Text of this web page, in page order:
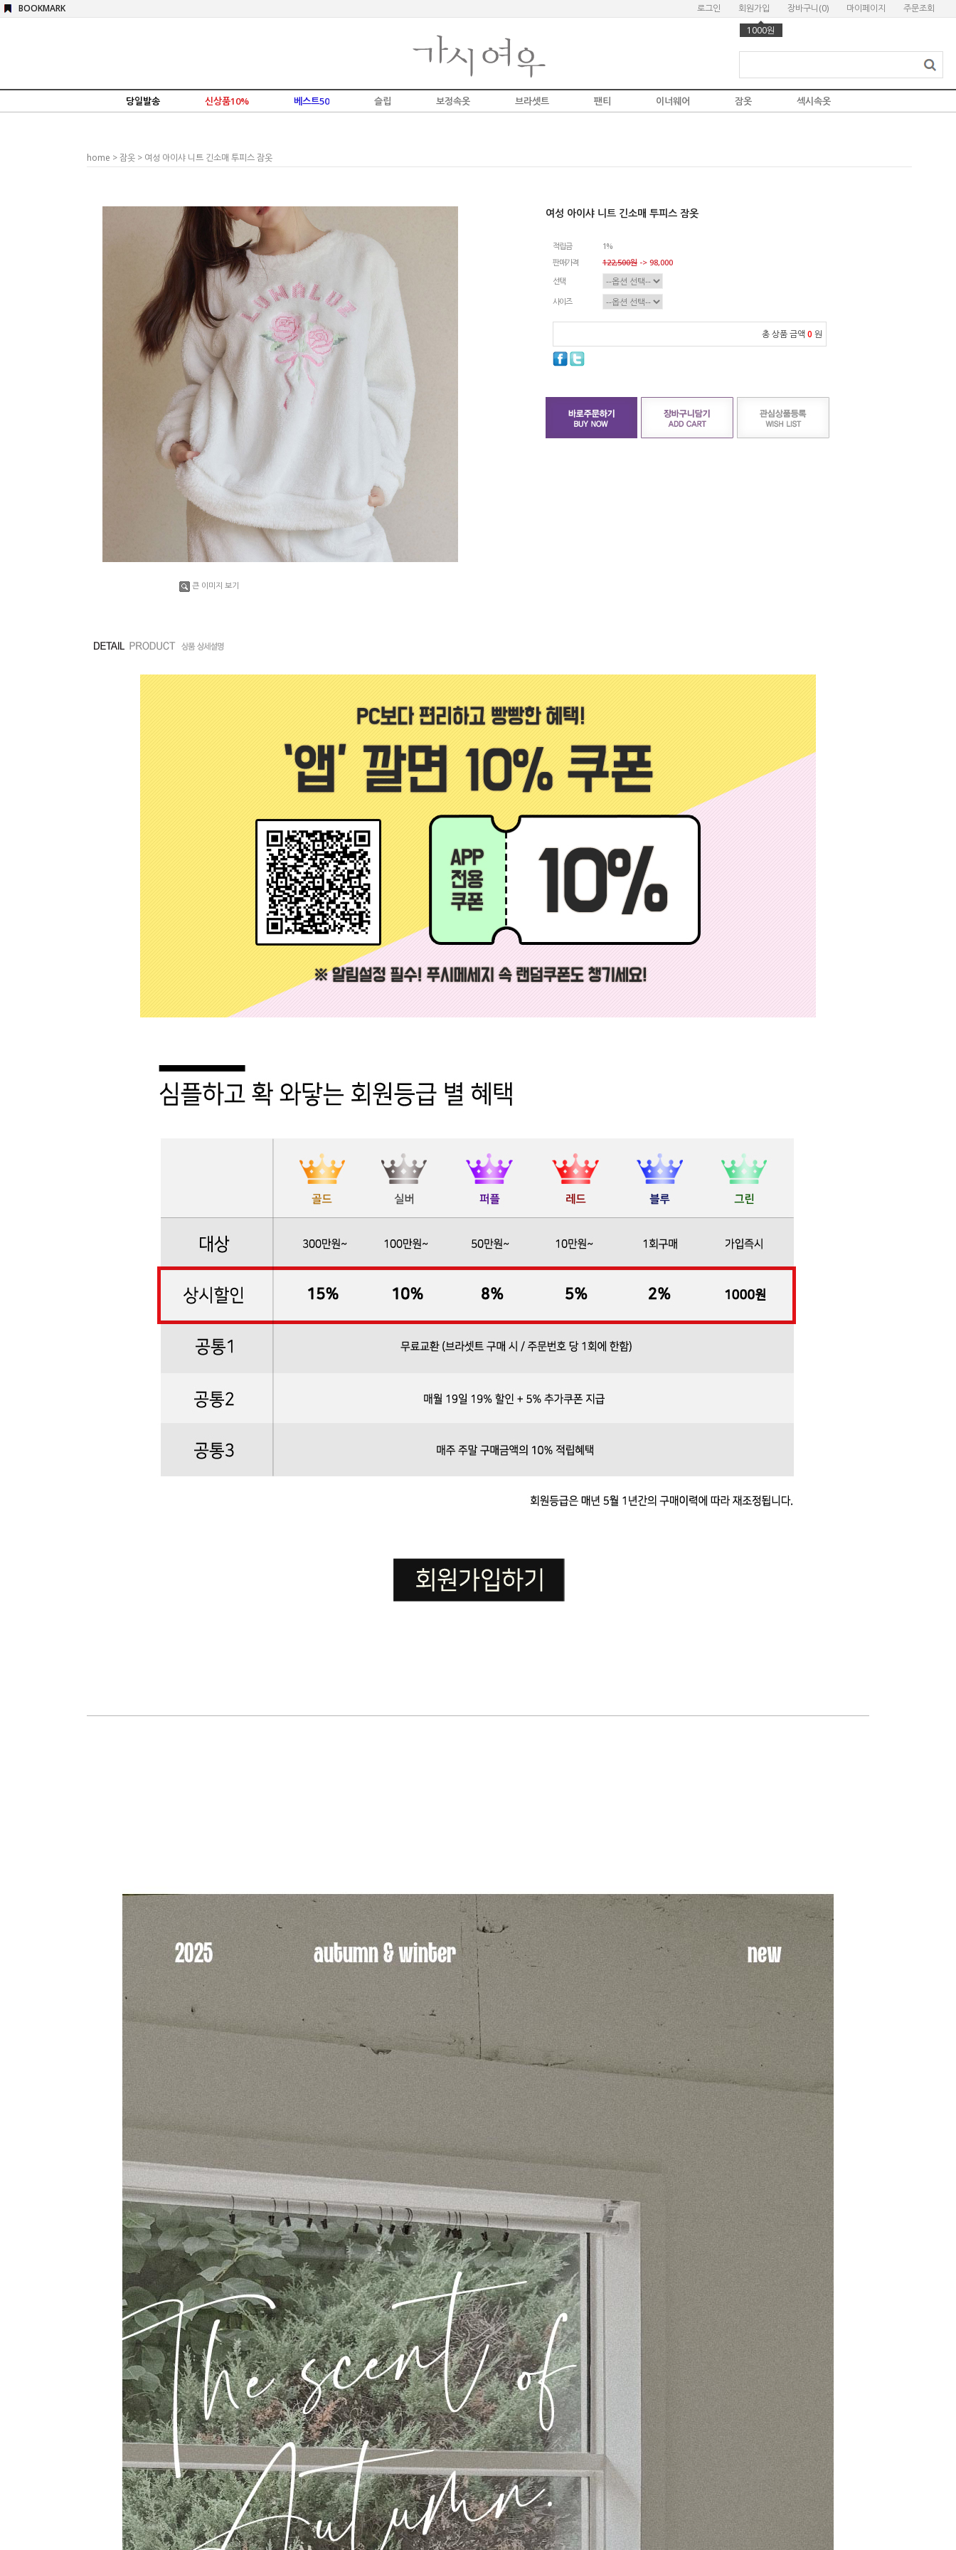
로그인
회원가입
1000원
장바구니(0) 마이페이지 주문조회
BOOKMARK
당일발송 신상품10% 베스트50 슬립 보정속옷 브라셋트 팬티 이너웨어 잠옷 섹시속옷
home >잠옷 > 여성 아이샤 니트 긴소매 투피스 잠옷
큰 이미지 보기
여성 아이샤 니트 긴소매 투피스 잠옷
적립금
1%
판매가격
122,500원 -> 98,000
선택
사이즈
총 상품 금액 0 원